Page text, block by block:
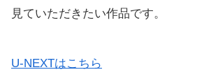
見ていただきたい作品です。
U-NEXTはこちら